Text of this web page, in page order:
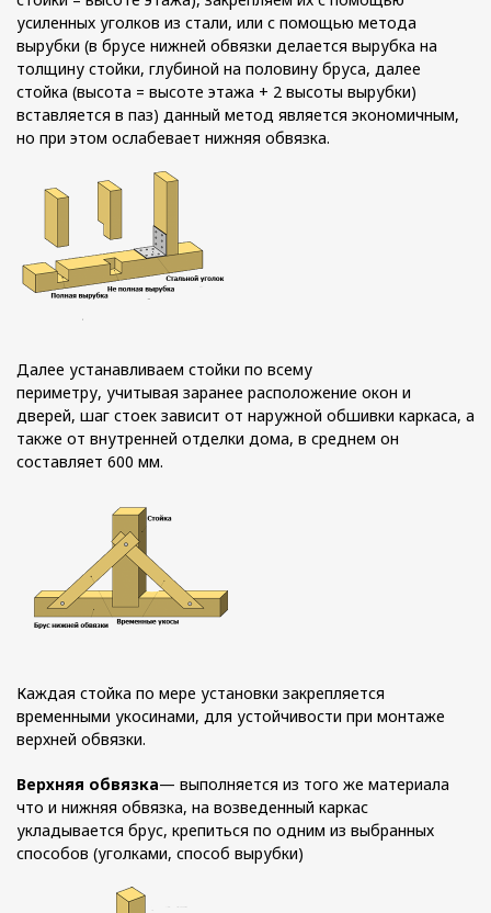
усиленных уголков из стали, или с помощью метода
вырубки (в брусе нижней обвязки делается вырубка на
толщину стойки, глубиной на половину бруса, далее
стойка (высота = высоте этажа + 2 высоты вырубки)
вставляется в паз) данный метод является экономичным,
но при этом ослабевает нижняя обвязка.
Далее устанавливаем стойки по всему
периметру, учитывая заранее расположение окон и
дверей, шаг стоек зависит от наружной обшивки каркаса, а
также от внутренней отделки дома, в среднем он
составляет 600 мм.
Каждая стойка по мере установки закрепляется
временными укосинами, для устойчивости при монтаже
верхней обвязки.
Верхняя обвязка— выполняется из того же материала
что и нижняя обвязка, на возведенный каркас
укладывается брус, крепиться по одним из выбранных
способов (уголками, способ вырубки)